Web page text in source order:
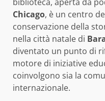
Chicago, è un centro
conservazione della
nella città natale di
diventato un punto di
motore di iniziative
coinvolgono sia la
internazionale.